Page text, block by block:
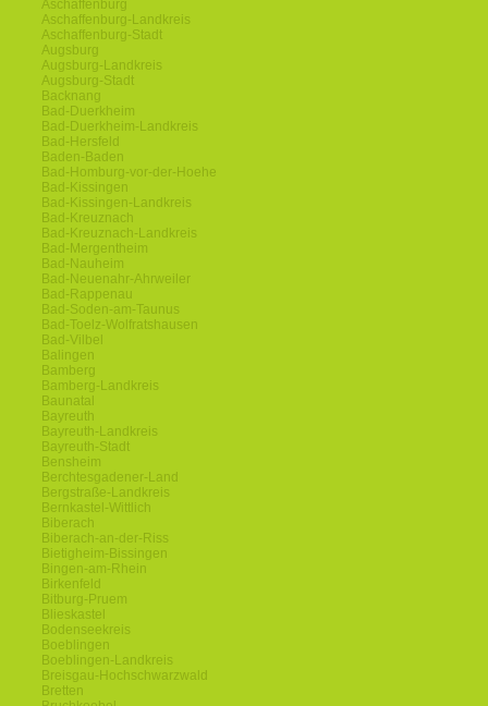
Aschaffenburg
Aschaffenburg-Landkreis
Aschaffenburg-Stadt
Augsburg
Augsburg-Landkreis
Augsburg-Stadt
Backnang
Bad-Duerkheim
Bad-Duerkheim-Landkreis
Bad-Hersfeld
Baden-Baden
Bad-Homburg-vor-der-Hoehe
Bad-Kissingen
Bad-Kissingen-Landkreis
Bad-Kreuznach
Bad-Kreuznach-Landkreis
Bad-Mergentheim
Bad-Nauheim
Bad-Neuenahr-Ahrweiler
Bad-Rappenau
Bad-Soden-am-Taunus
Bad-Toelz-Wolfratshausen
Bad-Vilbel
Balingen
Bamberg
Bamberg-Landkreis
Baunatal
Bayreuth
Bayreuth-Landkreis
Bayreuth-Stadt
Bensheim
Berchtesgadener-Land
Bergstraße-Landkreis
Bernkastel-Wittlich
Biberach
Biberach-an-der-Riss
Bietigheim-Bissingen
Bingen-am-Rhein
Birkenfeld
Bitburg-Pruem
Blieskastel
Bodenseekreis
Boeblingen
Boeblingen-Landkreis
Breisgau-Hochschwarzwald
Bretten